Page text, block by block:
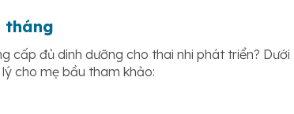
tháng
cấp đủ dinh dưỡng cho thai nhi phát triển? Dưới
cho mẹ bầu tham khảo: